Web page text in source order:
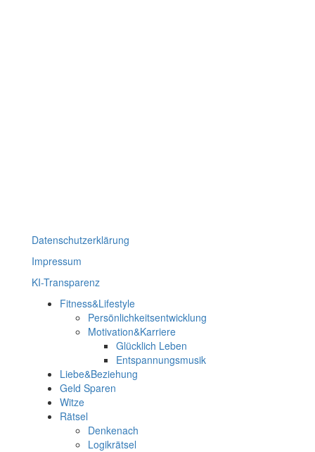
Datenschutzerklärung
Impressum
KI-Transparenz
Fitness&Lifestyle
Persönlichkeitsentwicklung
Motivation&Karriere
Glücklich Leben
Entspannungsmusik
Liebe&Beziehung
Geld Sparen
Witze
Rätsel
Denkenach
Logikrätsel